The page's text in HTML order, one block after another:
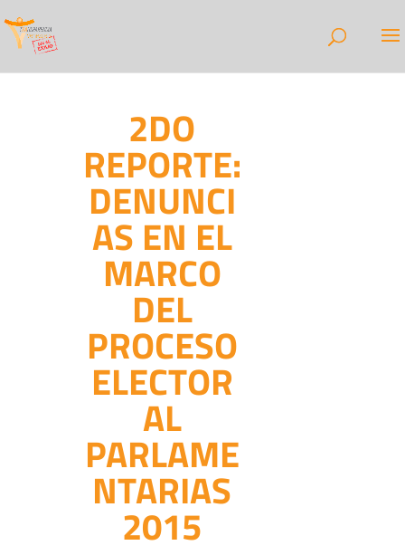
2DO
REPORTE:
DENUNCI
AS EN EL
MARCO
DEL
PROCESO
ELECTOR
AL
PARLAME
NTARIAS
2015